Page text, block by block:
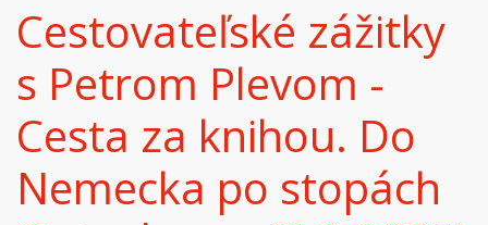
Cestovateľské zážitky
s Petrom Plevom -
Cesta za knihou. Do
Nemecka po stopách